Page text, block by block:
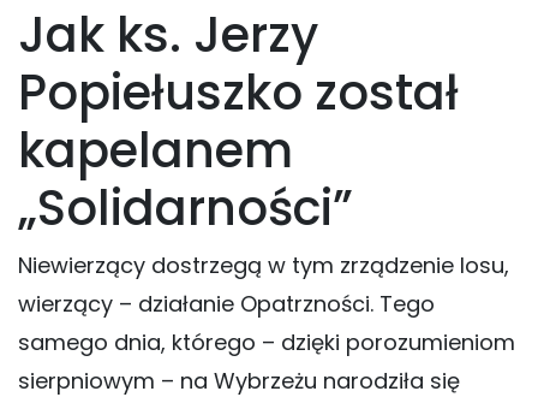
Jak ks. Jerzy
Popiełuszko został
kapelanem
„Solidarności”
Niewierzący dostrzegą w tym zrządzenie losu,
wierzący – działanie Opatrzności. Tego
samego dnia, którego – dzięki porozumieniom
sierpniowym – na Wybrzeżu narodziła się